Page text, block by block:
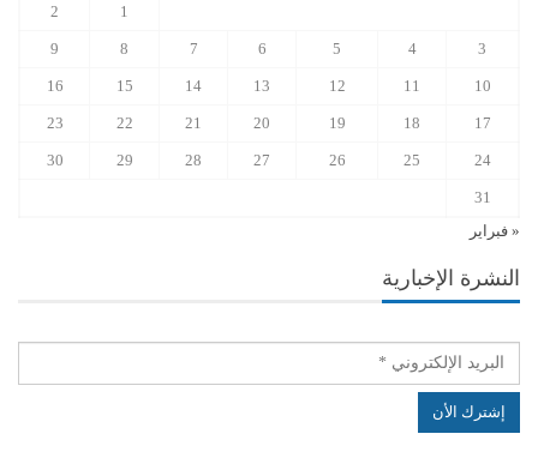
1
2
3
4
5
6
7
8
9
10
11
12
13
14
15
16
17
18
19
20
21
22
23
24
25
26
27
28
29
30
31
« فبراير
النشرة الإخبارية